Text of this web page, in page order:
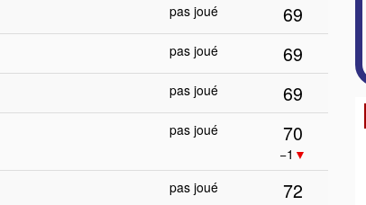
pas joué 69
pas joué 69
pas joué 69
pas joué 70
−1 ▼
pas joué 72